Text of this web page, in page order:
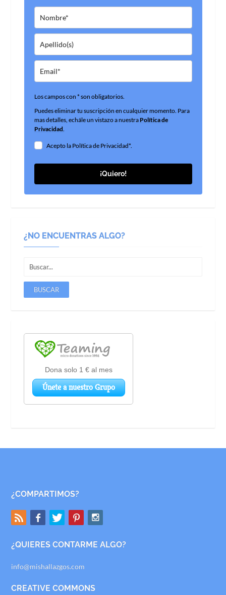
Los campos con * son obligatorios.
Puedes eliminar tu suscripción en cualquier momento. Para
mas detalles, echále un vistazo a nuestraPolítica de
Privacidad.
Acepto la Política de Privacidad*.
¡Quiero!
¿NO ENCUENTRAS ALGO?
¿COMPARTIMOS?
¿QUIERES CONTARME ALGO?
info@mishallazgos.com
CREATIVE COMMONS